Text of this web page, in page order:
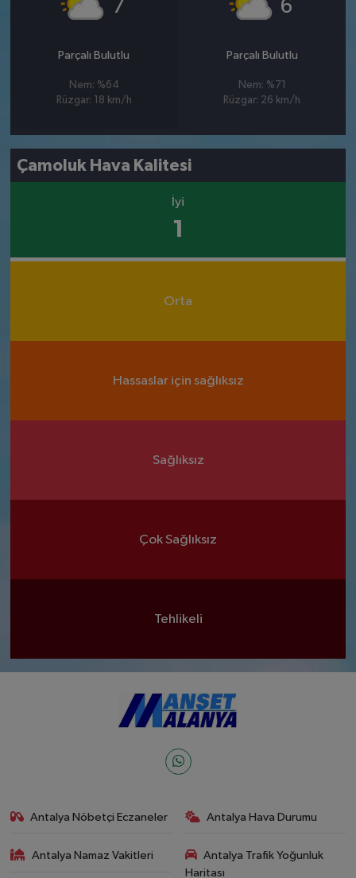
7
Parçalı Bulutlu
Nem: %64
Rüzgar: 18 km/h
6
Parçalı Bulutlu
Nem: %71
Rüzgar: 26 km/h
Çamoluk Hava Kalitesi
İyi
1
Orta
Hassaslar için sağlıksız
Sağlıksız
Çok Sağlıksız
Tehlikeli
Antalya Nöbetçi Eczaneler Antalya Hava Durumu
Antalya Namaz Vakitleri
Antalya Trafik Yoğunluk
Haritası